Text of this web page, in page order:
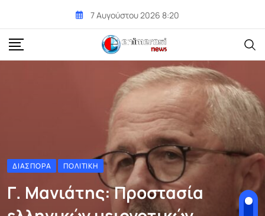
content
7 Αυγούστου 2026 8:20
ΔΙΑΣΠΟΡΆ ΠΟΛΙΤΙΚΉ
Γ. Μανιάτης: Προστασία